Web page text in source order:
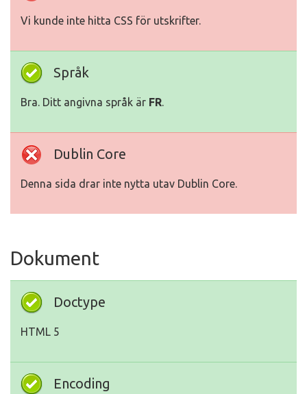
Vi kunde inte hitta CSS för utskrifter.
Språk
Bra. Ditt angivna språk är FR.
Dublin Core
Denna sida drar inte nytta utav Dublin Core.
Dokument
Doctype
HTML 5
Encoding